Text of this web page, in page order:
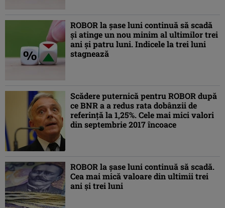
ROBOR la şase luni continuă să scadă
şi atinge un nou minim al ultimilor trei
ani şi patru luni. Indicele la trei luni
stagnează
Scădere puternică pentru ROBOR după
ce BNR a a redus rata dobânzii de
referinţă la 1,25%. Cele mai mici valori
din septembrie 2017 încoace
ROBOR la şase luni continuă să scadă.
Cea mai mică valoare din ultimii trei
ani şi trei luni